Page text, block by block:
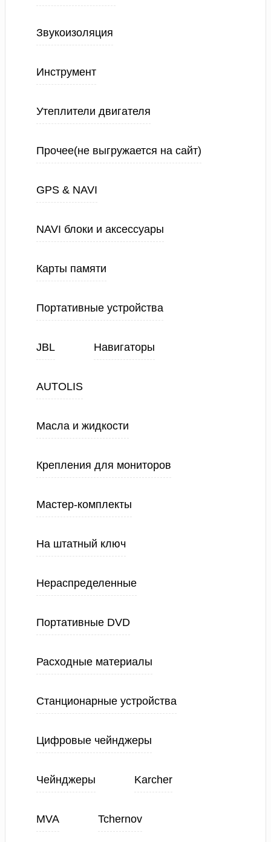
Звукоизоляция
Инструмент
Утеплители двигателя
Прочее(не выгружается на сайт)
GPS & NAVI
NAVI блоки и аксессуары
Карты памяти
Портативные устройства
JBL Навигаторы
AUTOLIS
Масла и жидкости
Крепления для мониторов
Мастер-комплекты
На штатный ключ
Нераспределенные
Портативные DVD
Расходные материалы
Станционарные устройства
Цифровые чейнджеры
Чейнджеры Karcher
MVA Tchernov